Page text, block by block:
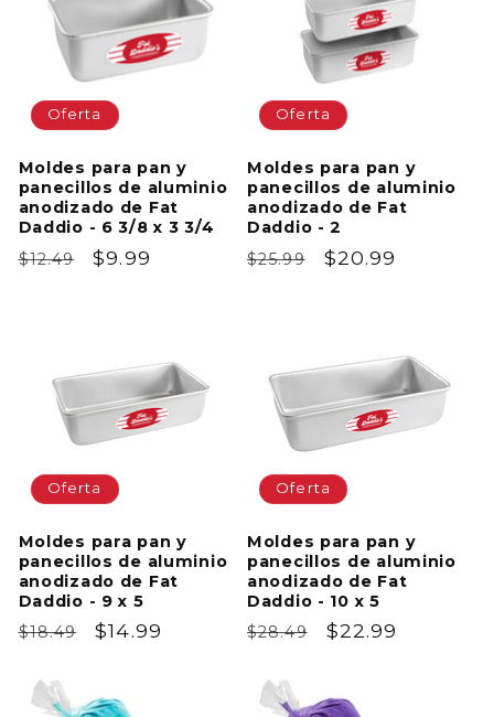
Oferta
Moldes para pan y
panecillos de aluminio
anodizado de Fat
Daddio - 6 3/8 x 3 3/4
Precio
$12.49
Precio
$9.99
Oferta
Moldes para pan y
panecillos de aluminio
anodizado de Fat
Daddio - 2
Precio
$25.99
Precio
$20.99
Oferta
Moldes para pan y
panecillos de aluminio
anodizado de Fat
Daddio - 9 x 5
Precio
$18.49
Precio
$14.99
Oferta
Moldes para pan y
panecillos de aluminio
anodizado de Fat
Daddio - 10 x 5
Precio
$28.49
Precio
$22.99